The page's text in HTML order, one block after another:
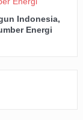
Indonesia,
Energi